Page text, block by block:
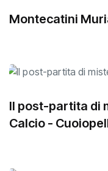
Montecatini
Il post-partita di
Calcio -